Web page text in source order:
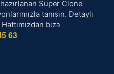
Super Clone
tanışın. Detaylı
bize
63